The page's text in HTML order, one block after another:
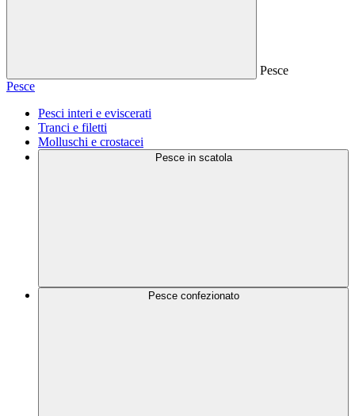
Pesce
Pesce
Pesci interi e eviscerati
Tranci e filetti
Molluschi e crostacei
Pesce in scatola
Pesce confezionato